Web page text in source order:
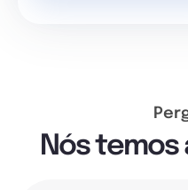
Nós temos